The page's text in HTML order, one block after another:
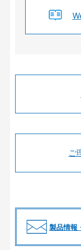
ご
製品情報